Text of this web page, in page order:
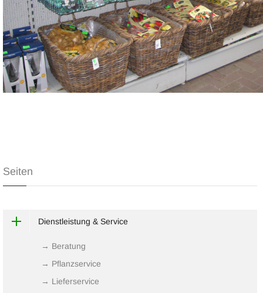
Seiten
Dienstleistung & Service
→ Beratung
→ Pflanzservice
→ Lieferservice